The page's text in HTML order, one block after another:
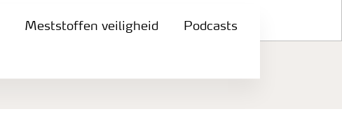
Meststoffen veiligheid Podcasts